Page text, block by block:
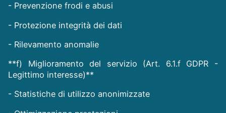
- Prevenzione frodi e abusi
- Protezione integrità dei dati
- Rilevamento anomalie
**f) Miglioramento del servizio (Art. 6.1.f GDPR -
Legittimo interesse)**
- Statistiche di utilizzo anonimizzate